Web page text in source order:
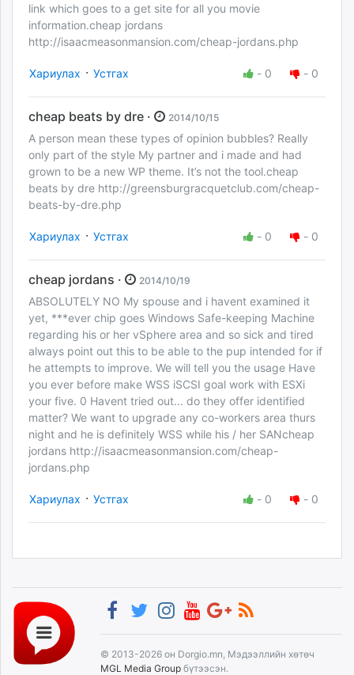
link which goes to a get site for all you movie
information.cheap jordans
http://isaacmeasonmansion.com/cheap-jordans.php
Хариулах · Устгах - 0 - 0
cheap beats by dre · 2014/10/15
A person mean these types of opinion bubbles? Really
only part of the style My partner and i made and had
grown to be a new WP theme. It’s not the tool.cheap
beats by dre http://greensburgracquetclub.com/cheap-
beats-by-dre.php
Хариулах · Устгах - 0 - 0
cheap jordans · 2014/10/19
ABSOLUTELY NO My spouse and i havent examined it
yet, ***ever chip goes Windows Safe-keeping Machine
regarding his or her vSphere area and so sick and tired
always point out this to be able to the pup intended for if
he attempts to improve. We will tell you the usage Have
you ever before make WSS iSCSI goal work with ESXi
your five. 0 Havent tried out... do they offer identified
matter? We want to upgrade any co-workers area thurs
night and he is definitely WSS while his / her SANcheap
jordans http://isaacmeasonmansion.com/cheap-
jordans.php
Хариулах · Устгах - 0 - 0
© 2013-2026 он Dorgio.mn, Мэдээллийн хөтөч
MGL Media Group бүтээсэн.